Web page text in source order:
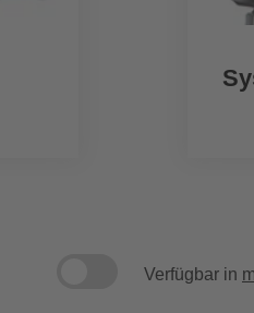
Verfügbar in